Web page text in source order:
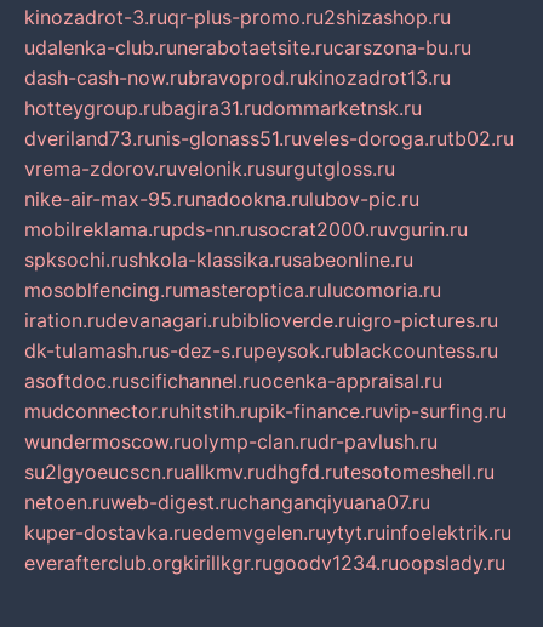
kinozadrot-3.ruqr-plus-promo.ru2shizashop.ru
udalenka-club.runerabotaetsite.rucarszona-bu.ru
dash-cash-now.rubravoprod.rukinozadrot13.ru
hotteygroup.rubagira31.rudommarketnsk.ru
dveriland73.runis-glonass51.ruveles-doroga.rutb02.ru
vrema-zdorov.ruvelonik.rusurgutgloss.ru
nike-air-max-95.runadookna.rulubov-pic.ru
mobilreklama.rupds-nn.rusocrat2000.ruvgurin.ru
spksochi.rushkola-klassika.rusabeonline.ru
mosoblfencing.rumasteroptica.rulucomoria.ru
iration.rudevanagari.rubiblioverde.ruigro-pictures.ru
dk-tulamash.rus-dez-s.rupeysok.rublackcountess.ru
asoftdoc.ruscifichannel.ruocenka-appraisal.ru
mudconnector.ruhitstih.rupik-finance.ruvip-surfing.ru
wundermoscow.ruolymp-clan.rudr-pavlush.ru
su2lgyoeucscn.ruallkmv.rudhgfd.rutesotomeshell.ru
netoen.ruweb-digest.ruchanganqiyuana07.ru
kuper-dostavka.ruedemvgelen.ruytyt.ruinfoelektrik.ru
everafterclub.orgkirillkgr.rugoodv1234.ruoopslady.ru